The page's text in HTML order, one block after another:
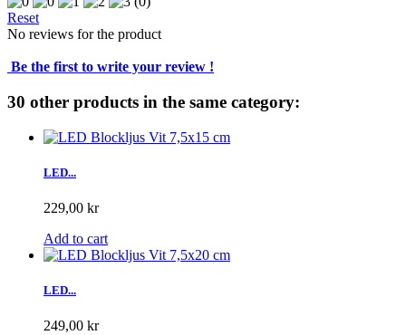
Reset
No reviews for the product
Be the first to write your review !
30 other products in the same category:
LED...
229,00 kr
Add to cart
LED...
249,00 kr